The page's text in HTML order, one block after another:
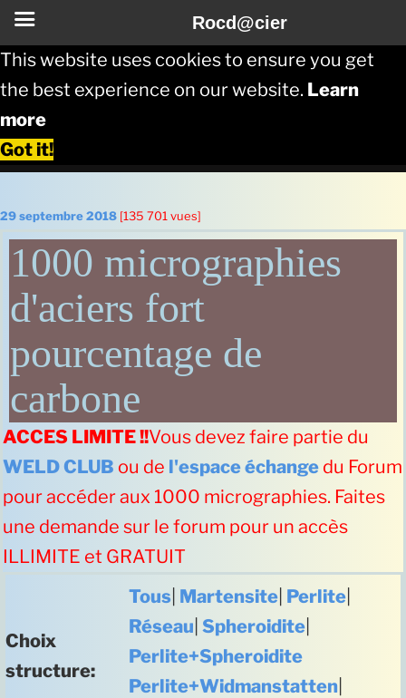
This website uses cookies to ensure you get
the best experience on our website. Learn
more
Got it!
Aller
au
contenu
principal
29 septembre 2018 [135 701 vues]
1000 micrographies
d'aciers fort
pourcentage de
carbone
ACCES LIMITE !!Vous devez faire partie du
WELD CLUB ou de l'espace échange du Forum
pour accéder aux 1000 micrographies. Faites
une demande sur le forum pour un accès
ILLIMITE et GRATUIT
Choix
structure:
Tous Martensite Perlite
Réseau Spheroidite
Perlite+Spheroidite
Perlite+Widmanstatten
Rocd@cier